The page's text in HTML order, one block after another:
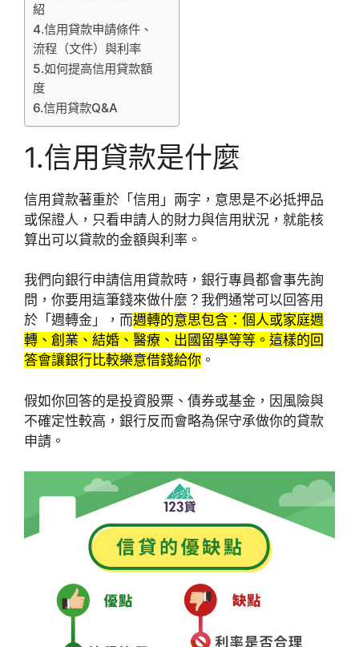
紹
4.信用貸款申請條件、
流程（文件）與利率
5.如何提高信用貸款額
度
6.信用貸款Q&A
1.信用貸款是什麼
信用貸款著重於「信用」兩字，意思是不必抵押品
或保證人，只看申請人的財力與信用狀況，就能核
算出可以貸款的金額與利率。
我們向銀行申請信用貸款時，銀行專員都會事先詢
問，你要用這筆錢來做什麼？我們通常可以回答用
於「週轉金」，而週轉的意思包含：個人或家庭週
轉、創業、結婚、醫療、出國留學等等。這樣的回
答會讓銀行比較樂意借錢給你 。
假如你回答的是投資股票、債券或基金，因風險與
不確定性較高，銀行反而會略為保守承做你的貸款
申請。